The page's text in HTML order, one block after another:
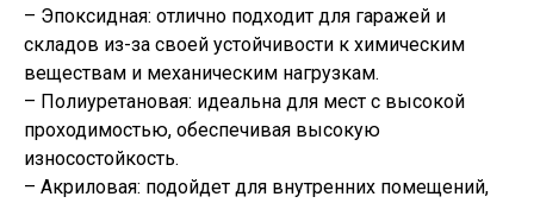
– Эпоксидная: отлично подходит для гаражей и
складов из-за своей устойчивости к химическим
веществам и механическим нагрузкам.
– Полиуретановая: идеальна для мест с высокой
проходимостью, обеспечивая высокую
износостойкость.
– Акриловая: подойдет для внутренних помещений,